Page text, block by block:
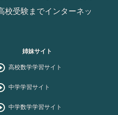
校受験までインターネッ
姉妹サイト
高校数学学習サイト
中学学習サイト
中学数学学習サイト